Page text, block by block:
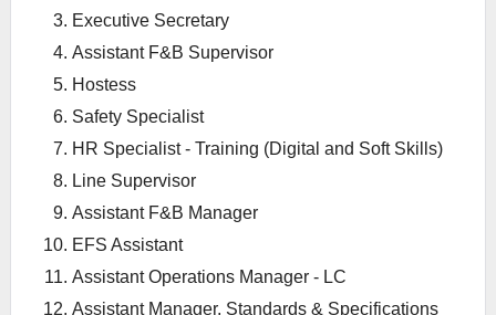
Executive Secretary
Assistant F&B Supervisor
Hostess
Safety Specialist
HR Specialist - Training (Digital and Soft Skills)
Line Supervisor
Assistant F&B Manager
EFS Assistant
Assistant Operations Manager - LC
Assistant Manager, Standards & Specifications